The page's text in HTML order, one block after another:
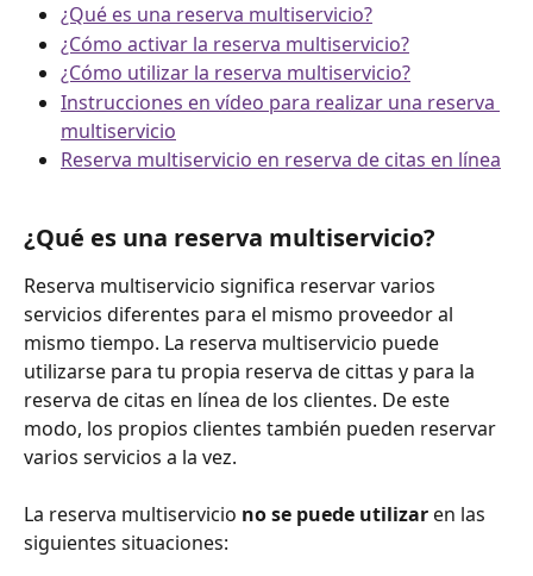
¿Qué es una reserva multiservicio?
¿Cómo activar la reserva multiservicio?
¿Cómo utilizar la reserva multiservicio?
Instrucciones en vídeo para realizar una reserva
multiservicio
Reserva multiservicio en reserva de citas en línea
¿Qué es una reserva multiservicio?
Reserva multiservicio significa reservar varios
servicios diferentes para el mismo proveedor al
mismo tiempo. La reserva multiservicio puede
utilizarse para tu propia reserva de cittas y para la
reserva de citas en línea de los clientes. De este
modo, los propios clientes también pueden reservar
varios servicios a la vez.
La reserva multiservicio no se puede utilizar en las
siguientes situaciones: